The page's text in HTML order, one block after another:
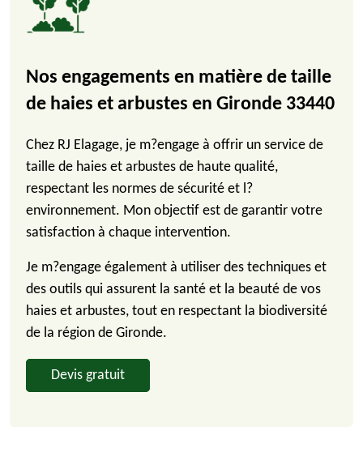
Nos engagements en matière de taille
de haies et arbustes en Gironde 33440
Chez RJ Elagage, je m?engage à offrir un service de
taille de haies et arbustes de haute qualité,
respectant les normes de sécurité et l?
environnement. Mon objectif est de garantir votre
satisfaction à chaque intervention.
Je m?engage également à utiliser des techniques et
des outils qui assurent la santé et la beauté de vos
haies et arbustes, tout en respectant la biodiversité
de la région de Gironde.
Devis gratuit